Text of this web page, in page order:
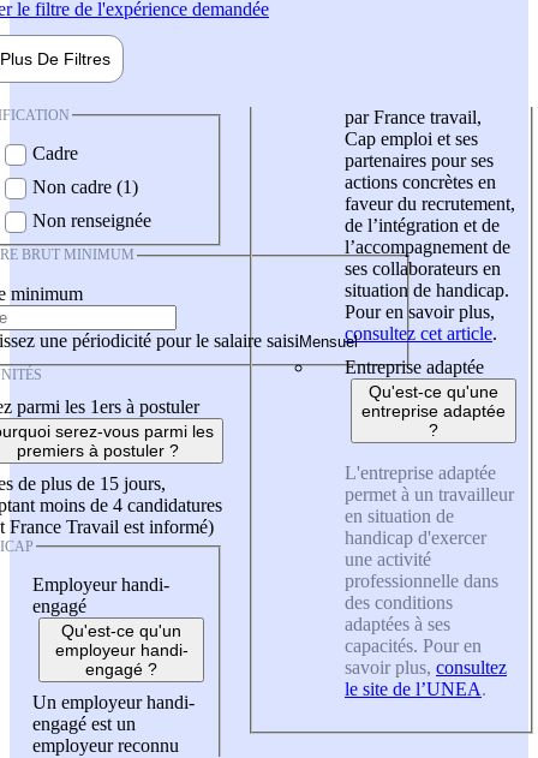
le filtre de l'expérience demandée
Plus De Filtres
Cadre
Non cadre (1)
Non renseignée
BRUT MINIMUM
minimum
une périodicité pour le salaire saisi
parmi les 1ers à postuler
serez-vous parmi les
premiers à postuler ?
de plus de 15 jours,
moins de 4 candidatures
France Travail est informé)
Employeur handi-
engagé
Qu'est-ce qu'un
employeur handi-
engagé ?
Un employeur handi-
engagé est un
employeur reconnu
par France travail,
Cap emploi et ses
partenaires pour ses
actions concrètes en
faveur du recrutement,
de l’intégration et de
l’accompagnement de
ses collaborateurs en
situation de handicap.
Pour en savoir plus,
consultez cet article.
Entreprise adaptée
Qu'est-ce qu'une
entreprise adaptée
?
L'entreprise adaptée
permet à un travailleur
en situation de
handicap d'exercer
une activité
professionnelle dans
des conditions
adaptées à ses
capacités. Pour en
savoir plus, consultez
le site de l’UNEA.